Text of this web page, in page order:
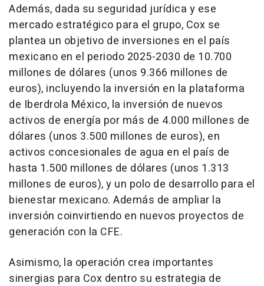
Además, dada su seguridad jurídica y ese
mercado estratégico para el grupo, Cox se
plantea un objetivo de inversiones en el país
mexicano en el periodo 2025-2030 de 10.700
millones de dólares (unos 9.366 millones de
euros), incluyendo la inversión en la plataforma
de Iberdrola México, la inversión de nuevos
activos de energía por más de 4.000 millones de
dólares (unos 3.500 millones de euros), en
activos concesionales de agua en el país de
hasta 1.500 millones de dólares (unos 1.313
millones de euros), y un polo de desarrollo para el
bienestar mexicano. Además de ampliar la
inversión coinvirtiendo en nuevos proyectos de
generación con la CFE.
Asimismo, la operación crea importantes
sinergias para Cox dentro su estrategia de